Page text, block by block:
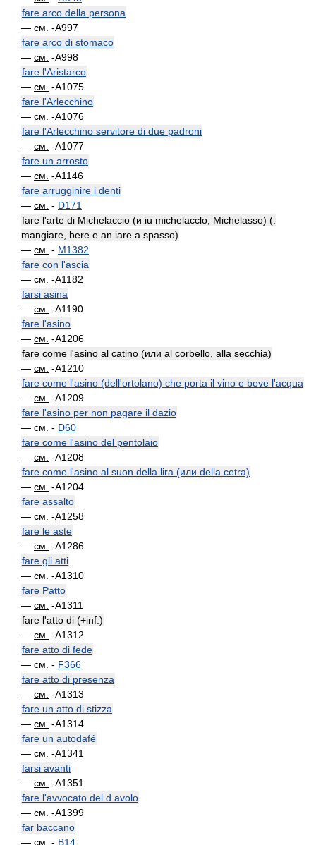
fare arco della persona
— см. -A997
fare arco di stomaco
— см. -A998
fare l'Aristarco
— см. -A1075
fare l'Arlecchino
— см. -A1076
fare l'Arlecchino servitore di due padroni
— см. -A1077
fare un arrosto
— см. -A1146
fare arrugginire i denti
— см. - D171
fare l'arte di Michelaccio (и iu michelacclo, Michelasso) (:
mangiare, bere e an iare a spasso)
— см. - M1382
fare con l'ascia
— см. -A1182
farsi asina
— см. -A1190
fare l'asino
— см. -A1206
fare come l'asino al catino (или al corbello, alla secchia)
— см. -A1210
fare come l'asino (dell'ortolano) che porta il vino e beve l'acqua
— см. -A1209
fare l'asino per non pagare il dazio
— см. - D60
fare come l'asino del pentolaio
— см. -A1208
fare come l'asino al suon della lira (или della cetra)
— см. -A1204
fare assalto
— см. -A1258
fare le aste
— см. -A1286
fare gli atti
— см. -A1310
fare Patto
— см. -A1311
fare l'atto di (+inf.)
— см. -A1312
fare atto di fede
— см. - F366
fare atto di presenza
— см. -A1313
fare un atto di stizza
— см. -A1314
fare un autodafé
— см. -A1341
farsi avanti
— см. -A1351
fare l'avvocato del d avolo
— см. -A1399
far baccano
— см. - B14